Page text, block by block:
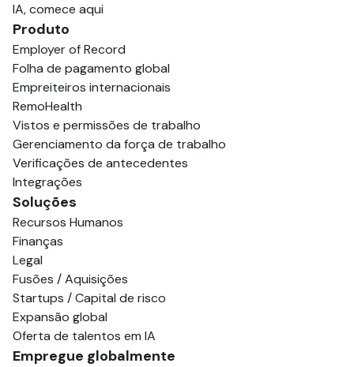
IA, comece aqui
Produto
Employer of Record
Folha de pagamento global
Empreiteiros internacionais
RemoHealth
Vistos e permissões de trabalho
Gerenciamento da força de trabalho
Verificações de antecedentes
Integrações
Soluções
Recursos Humanos
Finanças
Legal
Fusões / Aquisições
Startups / Capital de risco
Expansão global
Oferta de talentos em IA
Empregue globalmente